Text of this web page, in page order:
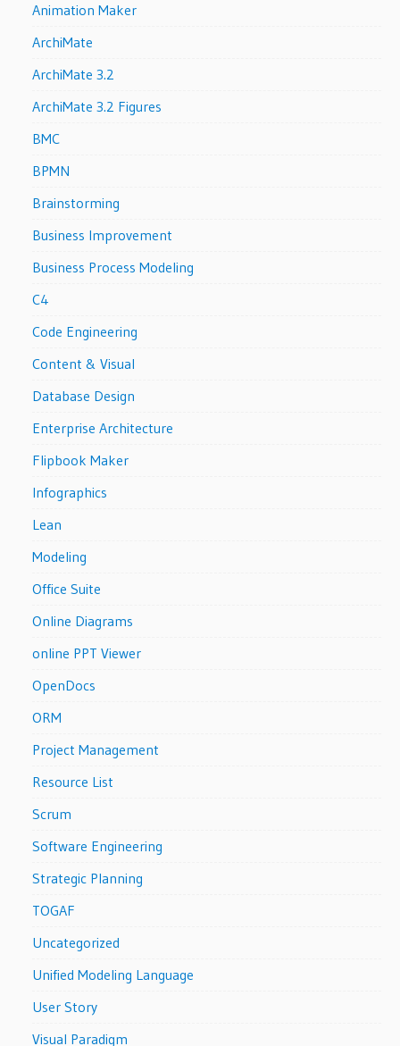
Animation Maker
ArchiMate
ArchiMate 3.2
ArchiMate 3.2 Figures
BMC
BPMN
Brainstorming
Business Improvement
Business Process Modeling
C4
Code Engineering
Content & Visual
Database Design
Enterprise Architecture
Flipbook Maker
Infographics
Lean
Modeling
Office Suite
Online Diagrams
online PPT Viewer
OpenDocs
ORM
Project Management
Resource List
Scrum
Software Engineering
Strategic Planning
TOGAF
Uncategorized
Unified Modeling Language
User Story
Visual Paradigm